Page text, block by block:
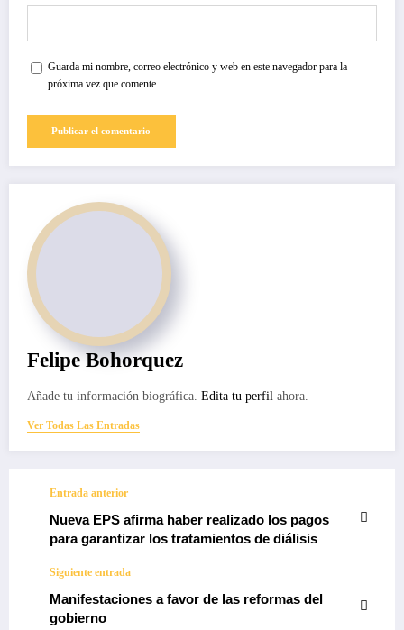
Guarda mi nombre, correo electrónico y web en este navegador para la
próxima vez que comente.
Felipe Bohorquez
Añade tu información biográfica. Edita tu perfil ahora.
Ver Todas Las Entradas
Entrada anterior
Nueva EPS afirma haber realizado los pagos
para garantizar los tratamientos de diálisis
Siguiente entrada
Manifestaciones a favor de las reformas del
gobierno